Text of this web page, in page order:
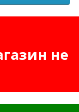
не